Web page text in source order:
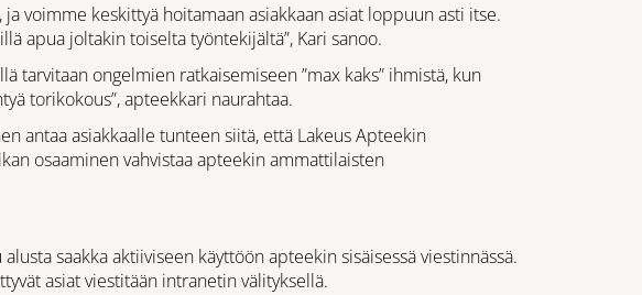
ja voimme keskittyä hoitamaan asiakkaan asiat loppuun asti itse.
apua joltakin toiselta työntekijältä”, Kari sanoo.
tarvitaan ongelmien ratkaisemiseen ”max kaks” ihmistä, kun
torikokous”, apteekkari naurahtaa.
antaa asiakkaalle tunteen siitä, että Lakeus Apteekin
osaaminen vahvistaa apteekin ammattilaisten
saakka aktiiviseen käyttöön apteekin sisäisessä viestinnässä.
asiat viestitään intranetin välityksellä.